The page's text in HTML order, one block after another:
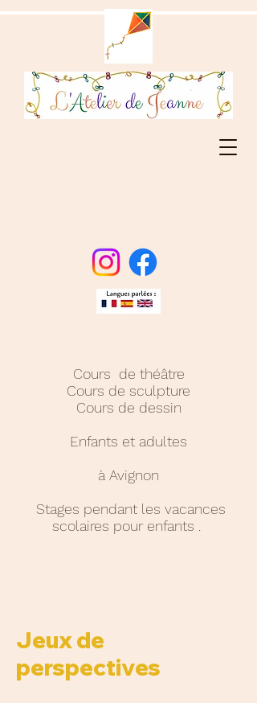
Cours de théâtre
Cours de sculpture
Cours de dessin
Enfants et adultes
à Avignon
Stages pendant les vacances
scolaires pour enfants .
Jeux de
perspectives